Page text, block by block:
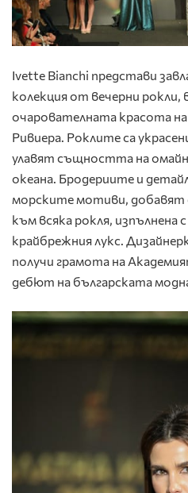
Ivette Bianchi представи
колекция от вечерни
очарователната красота
Ривиера. Роклите са
улавят същността на
океана. Бродериите и
морските мотиви,
към всяка рокля, изпълнена
крайбрежния лукс.
получи грамота на
дебют на българската модна